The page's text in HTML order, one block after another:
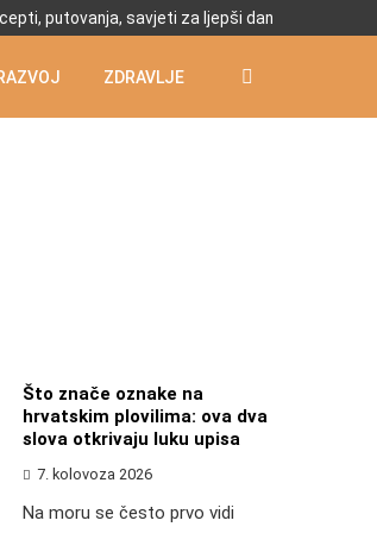
putovanja, savjeti za ljepši dan
ZDRAVLJE
Što znače oznake na
hrvatskim plovilima: ova dva
slova otkrivaju luku upisa
7. kolovoza 2026
Na moru se često prvo vidi